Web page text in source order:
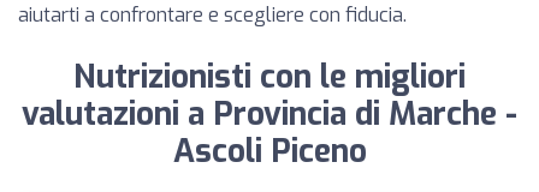
aiutarti a confrontare e scegliere con fiducia.
Nutrizionisti con le migliori
valutazioni a Provincia di Marche -
Ascoli Piceno